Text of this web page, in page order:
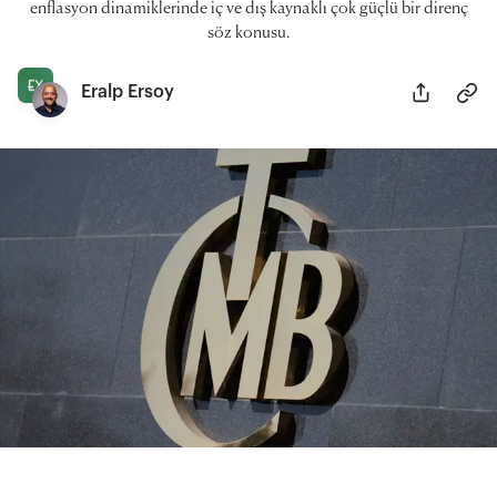
enflasyon dinamiklerinde iç ve dış kaynaklı çok güçlü bir direnç
söz konusu.
Eralp Ersoy